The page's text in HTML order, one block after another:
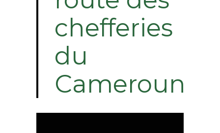
chefferies
du
Cameroun